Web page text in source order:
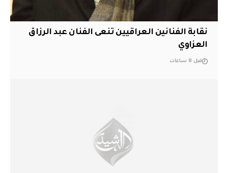
نقابة الفنانين العراقيين تنعى الفنان عبد الرزاق
العزاوي
قبل 8 ساعات